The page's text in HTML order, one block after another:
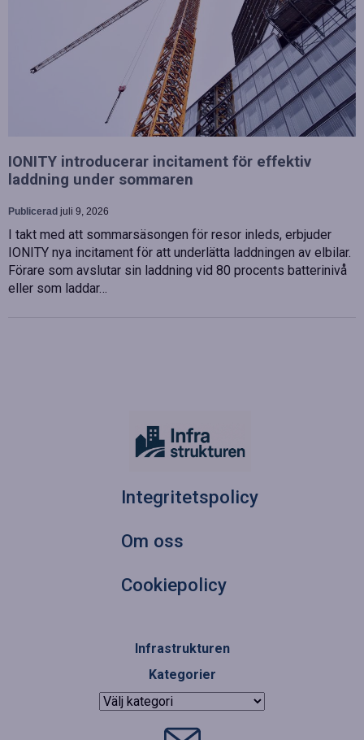
IONITY introducerar incitament för effektiv
laddning under sommaren
Publicerad juli 9, 2026
I takt med att sommarsäsongen för resor inleds, erbjuder
IONITY nya incitament för att underlätta laddningen av elbilar.
Förare som avslutar sin laddning vid 80 procents batterinivå
eller som laddar…
Integritetspolicy
Om oss
Cookiepolicy
Infrastrukturen
Kategorier
Kategorier